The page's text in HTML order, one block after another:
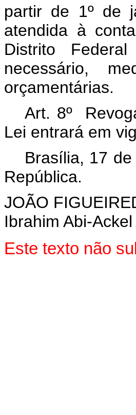
partir de 1º de
atendida à
Distrito
necessário,
orçamentárias.
Art. 8º
Lei entrará em
Brasília, 17
República.
JOÃO
Ibrahim Abi-Ackel
Este texto não